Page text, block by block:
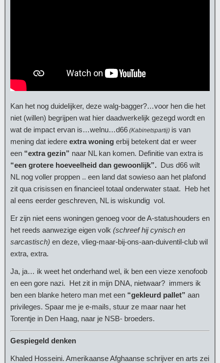
Kan het nog duidelijker, deze walg-bagger?…voor hen die het
niet (willen) begrijpen wat hier daadwerkelijk gezegd wordt en
wat de impact ervan is…welnu…d66 (Kabinetspartij) is van
mening dat iedere extra woning erbij betekent dat er weer
een “extra gezin” naar NL kan komen. Definitie van extra is
“een grotere hoeveelheid dan gewoonlijk”. Dus d66 wilt
NL nog voller proppen .. een land dat sowieso aan het plafond
zit qua crisissen en financieel totaal onderwater staat. Heb het
al eens eerder geschreven, NL is wiskundig vol.
Er zijn niet eens woningen genoeg voor de A-statushouders en
het reeds aanwezige eigen volk (schreef hij cynisch en
sarcastisch) en deze, vlieg-maar-bij-ons-aan-duiventil-club wil
extra, extra.
Ja, ja… ik weet het onderhand wel, ik ben een vieze xenofoob
en een gore nazi. Het zit in mijn DNA, nietwaar? immers ik
ben een blanke hetero man met een “gekleurd pallet” aan
privileges. Spaar me je e-mails, stuur ze maar naar het
Torentje in Den Haag, naar je NSB- broeders.
Gespiegeld denken
Khaled Hosseini. Amerikaanse Afghaanse schrijver en arts zei